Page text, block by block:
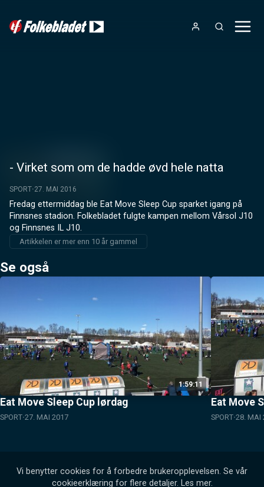
- Virket som om de hadde øvd hele natta
SPORT 27. MAI 2016
Fredag ettermiddag ble Eat Move Sleep Cup sparket igang på
Finnsnes stadion. Folkebladet fulgte kampen mellom Vårsol J10
og Finnsnes IL J10.
Artikkelen er mer enn 10 år gammel
Se også
1:59:11
Eat Move Sleep Cup lørdag
SPORT 27. MAI 2017
Eat Move
SPORT 28. MAI
Vi benytter cookies for å forbedre brukeropplevelsen. Se vår
cookieerklæring for flere detaljer. Les mer.